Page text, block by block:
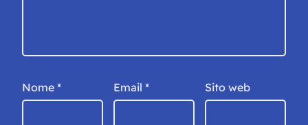
Nome * Email * Sito web